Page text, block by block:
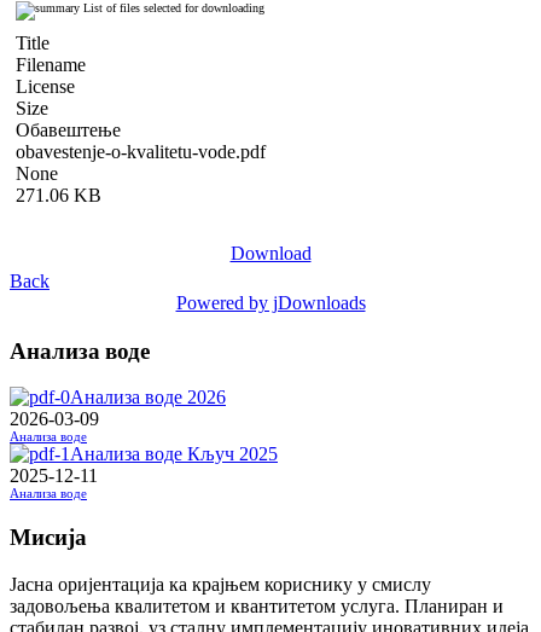
List of files selected for downloading
Title
Filename
License
Size
Обавештење
obavestenje-o-kvalitetu-vode.pdf
None
271.06 KB
Download
Back
Powered by jDownloads
Анализа воде
Анализа воде 2026
2026-03-09
Анализа воде
Анализа воде Кључ 2025
2025-12-11
Анализа воде
Мисија
Јасна оријентација ка крајњем кориснику у смислу
задовољења квалитетом и квантитетом услуга. Планиран и
стабилан развој, уз сталну имплементацију иновативних идеја